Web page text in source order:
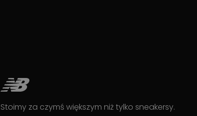
Stoimy za czymś większym niż tylko sneakersy.